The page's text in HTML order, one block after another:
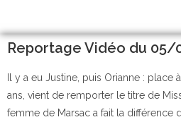
Reportage Vidéo du 05/
Il y a eu Justine, puis Orianne :
ans, vient de remporter le titre de
femme de Marsac a fait la différence